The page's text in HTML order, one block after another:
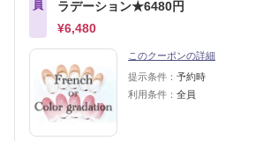
員
ラデーション★6480円
¥6,480
このクーポンの詳細
提示条件： 予約時
利用条件： 全員